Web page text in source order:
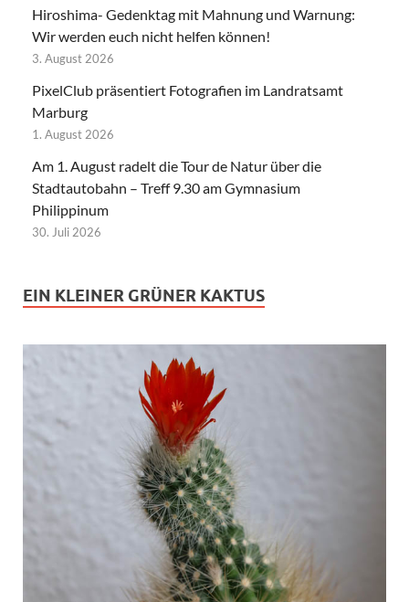
Hiroshima- Gedenktag mit Mahnung und Warnung:
Wir werden euch nicht helfen können!
3. August 2026
PixelClub präsentiert Fotografien im Landratsamt
Marburg
1. August 2026
Am 1. August radelt die Tour de Natur über die
Stadtautobahn – Treff 9.30 am Gymnasium
Philippinum
30. Juli 2026
EIN KLEINER GRÜNER KAKTUS